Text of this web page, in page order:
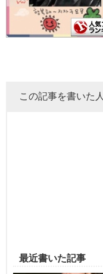
この記事を書いた人
最近書いた記事